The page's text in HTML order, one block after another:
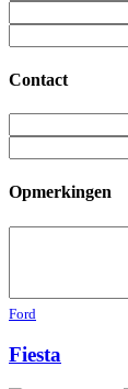
Contact
Opmerkingen
Ford
Fiesta